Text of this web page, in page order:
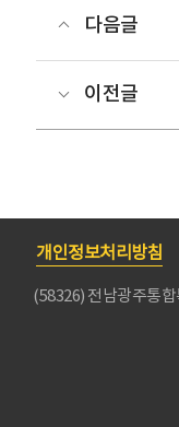
다음글
이전글
개인정보처리방침
(58326) 전남광주통